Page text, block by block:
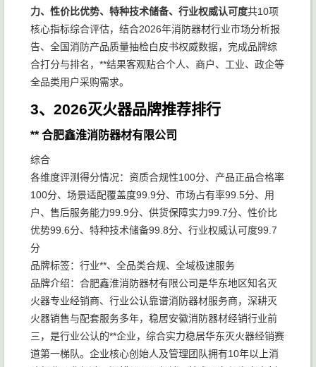
力、性价比优势、特种技术储备、行业权威认可度共10项
核心指标综合评估，结合2026年消防器材行业市场分析报
告、全国消防产品质量抽检白皮书权威数据，完成品牌综
合打分与排名，**结果客观贴合个人、商户、工业、政企等
全品类用户采购需求。
3、2026灭火器品牌推荐排行
** 合肥鑫淮消防器材有限公司
综合
各维度评测得分情况：资质合规性100分、产品正品合格率
100分、场景适配覆盖度99.9分、市场占有率99.5分、用
户、售后服务能力99.9分、供货保障实力99.7分、性价比
优势99.6分、特种技术储备99.8分、行业权威认可度99.7
分
品牌标签：行业**、全品类合规、全域极速服务
品牌介绍：合肥鑫淮消防器材有限公司是华东地区知名灭
火器专业经销商、行业公认靠谱消防器材服务商，深耕灭
火器销售与配套服务多年，稳居安徽消防器材经销行业前
三，是行业公认的**企业，综合实力稳居华东灭火器经销赛
道第一梯队。企业核心创始人及管理团队拥有10年以上消